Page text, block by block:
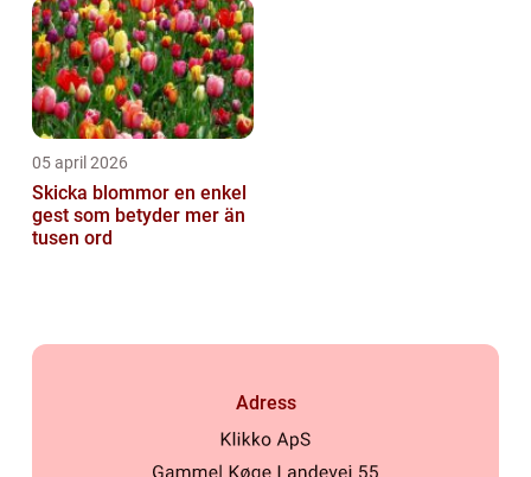
05 april 2026
Skicka blommor en enkel
gest som betyder mer än
tusen ord
Adress